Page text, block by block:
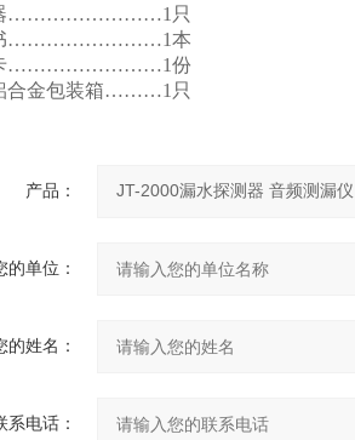
……………………1只
……………………1本
……………………1份
合金包装箱………1只
产品：
的单位：
的姓名：
系电话：